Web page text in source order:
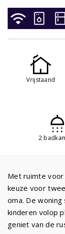
Vrijstaand
2
Met ruimte voor
keuze voor
oma. De
kinderen volop
geniet van de